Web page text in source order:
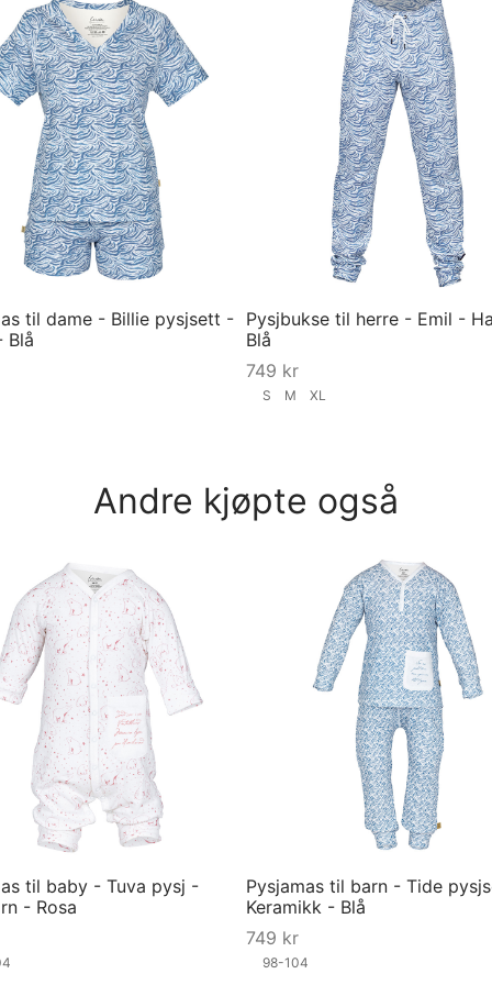
til dame - Billie pysjsett -
Blå
Pysjbukse til herre - Emil -
Blå
749 kr
S M XL
Andre kjøpte også
til baby - Tuva pysj -
- Rosa
Pysjamas til barn - Tide
Keramikk - Blå
749 kr
98-104